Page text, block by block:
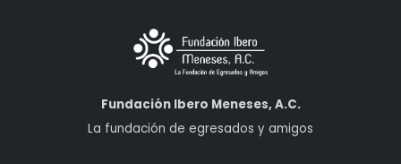
Fundación Ibero Meneses, A.C.
La fundación de egresados y amigos